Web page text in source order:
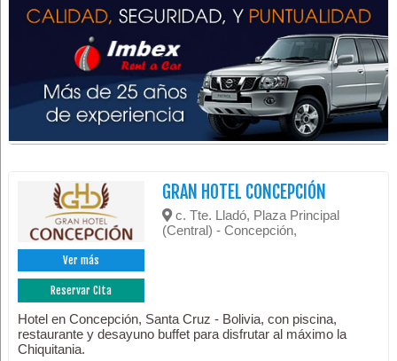
Ver más
Reservar Cita
GRAN HOTEL CONCEPCIÓN
c. Tte. Lladó, Plaza Principal
(Central) - Concepción,
Hotel en Concepción, Santa Cruz - Bolivia, con piscina,
restaurante y desayuno buffet para disfrutar al máximo la
Chiquitania.